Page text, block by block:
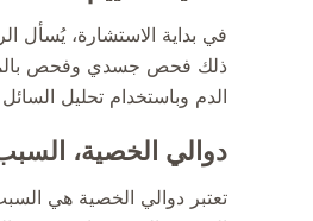
في بداية الاستشارة، يُسأل
ذلك فحص جسدي وفحص
الدم وباستخدام تحليل
دوالي الخصية،
تعتبر دوالي الخصية هي